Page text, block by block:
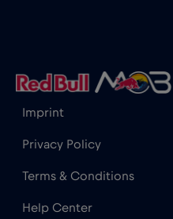
Imprint
Privacy Policy
Terms & Conditions
Help Center